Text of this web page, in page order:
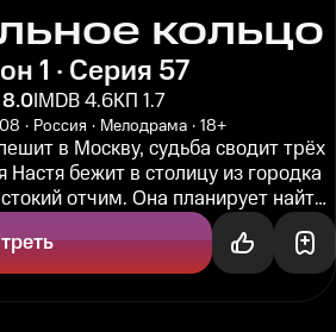
кольцо
1 · Серия 57
8.0IMDB 4.6КП 1.7
Россия Мелодрама 18+
в Москву, судьба сводит трёх
бежит в столицу из городка
отчим. Она планирует найти